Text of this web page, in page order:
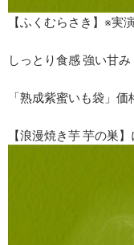
【ふくむらさき】※実
しっとり食感 強い甘み
「熟成紫蜜いも袋」
【浪漫焼き芋 芋の巣